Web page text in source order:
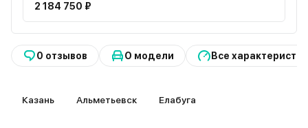
2 184 750 ₽
0 отзывов О модели Все
Казань Альметьевск Елабуга